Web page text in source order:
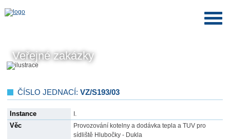
Veřejné zakázky
ČÍSLO JEDNACÍ: VZ/S193/03
Instance I.
Věc
Provozování kotelny a dodávka tepla a TUV pro
sídliště Hlubočky - Dukla